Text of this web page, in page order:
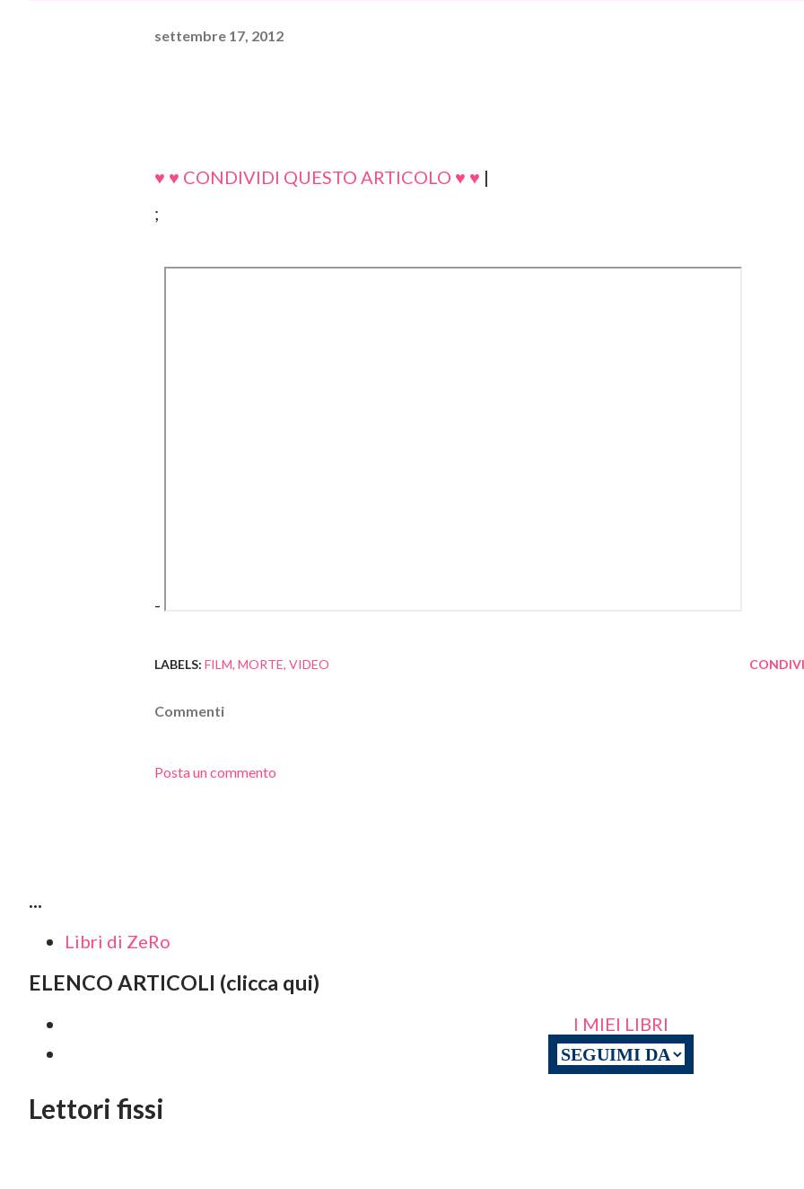
settembre 17, 2012
♥ ♥ CONDIVIDI QUESTO ARTICOLO ♥ ♥ |
;
-
LABELS: FILM MORTE VIDEO
Commenti
Posta un commento
...
Libri di ZeRo
ELENCO ARTICOLI (clicca qui)
I MIEI LIBRI
Lettori fissi